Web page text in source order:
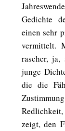
Gedichte
einen sehr
vermittelt.
rascher, ja,
junge
die die
zeigt, den